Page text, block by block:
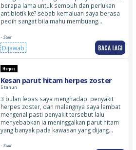
berapa lama untuk sembuh dan perlukan
antibiotik ke? sebab kemaluan saya berasa
pedih sangat bila mahu membuang…
- Sulit
Dijawab BACA LAGI
Herpes
Kesan parut hitam herpes zoster
5 tahun
3 bulan lepas saya menghadapi penyakit
herpes zoster, dan malangnya saya lambat
mengenal pasti penyakit tersebut lalu
menyebabkan ia meninggalkan parut hitam
yang banyak pada kawasan yang dijang…
- Sulit